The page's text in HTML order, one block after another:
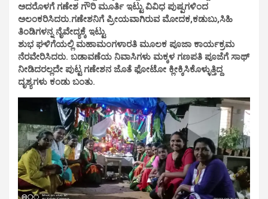
ಅದರೊಳಗೆ ಗಣೇಶ ಗೌರಿ ಮೂರ್ತಿ ಇಟ್ಟು ವಿವಿಧ ಪುಷ್ಪಗಳಿಂದ
ಅಲಂಕರಿಸಿದರು.ಗಣೇಶನಿಗೆ ಪ್ರೀಯವಾಗಿರುವ ಮೋದಕ,ಕಡುಬು,ಸಿಹಿ
ತಿಂಡಿಗಳನ್ನ ನೈವೇದ್ಯಕ್ಕೆ ಇಟ್ಟು
ಶುಭ ಘಳಿಗೆಯಲ್ಲಿ ಮಹಾಮಂಗಳಾರತಿ ಮೂಲಕ ಪೂಜಾ ಕಾರ್ಯಕ್ರಮ
ನೆರವೇರಿಸಿದರು. ಬಡಾವಣೆಯ ನಿವಾಸಿಗಳು ಮಕ್ಕಳ ಗಣಪತಿ ಪೂಜೆಗೆ ಸಾಥ್
ನೀಡಿದರಲ್ಲದೇ ಪುಟ್ಟ ಗಣೇಶನ ಜೊತೆ ಫೋಟೋ ಕ್ಲೀಕ್ಕಿಸಿಕೊಳ್ಳುತ್ತಿದ್ದ
ದೃಶ್ಯಗಳು ಕಂಡು ಬಂತು.